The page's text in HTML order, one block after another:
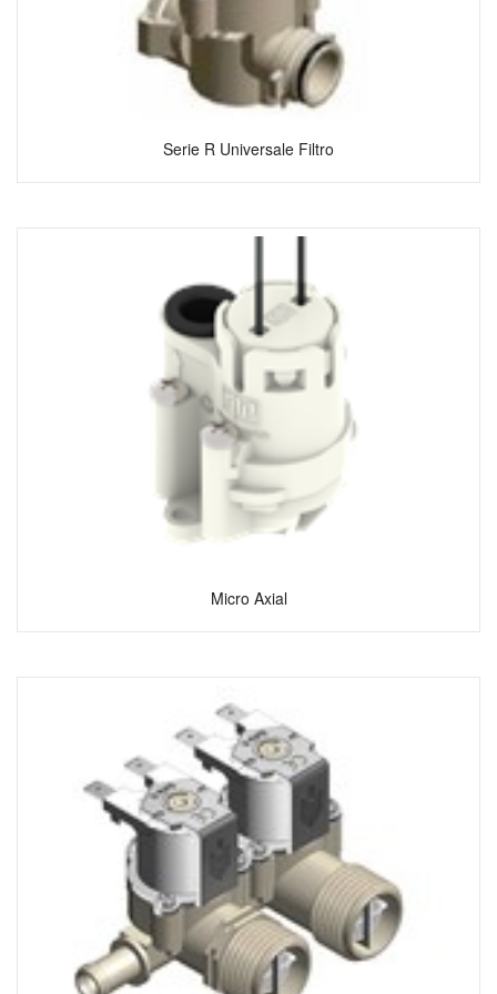
Serie R Universale Filtro
Micro Axial